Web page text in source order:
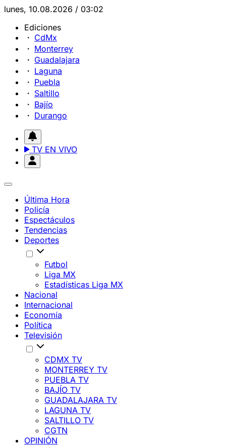
lunes, 10.08.2026 / 03:02
Ediciones
CdMx
Monterrey
Guadalajara
Laguna
Puebla
Saltillo
Bajío
Durango
TV EN VIVO
Última Hora
Policía
Espectáculos
Tendencias
Deportes
Futbol
Liga MX
Estadísticas Liga MX
Nacional
Internacional
Economía
Política
Televisión
CDMX TV
MONTERREY TV
PUEBLA TV
BAJÍO TV
GUADALAJARA TV
LAGUNA TV
SALTILLO TV
CGTN
OPINIÓN